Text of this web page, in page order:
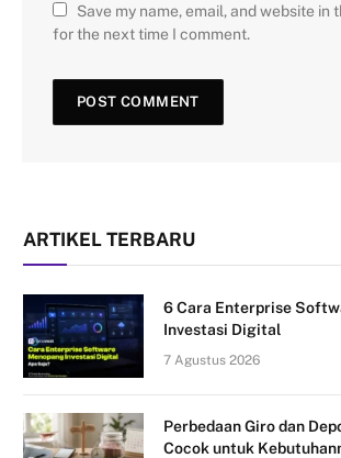
Save my name, email, and website in
for the next time I comment.
ARTIKEL TERBARU
6 Cara Enterprise
Investasi Digital
7 Agustus 2026
Perbedaan Giro dan
Cocok untuk